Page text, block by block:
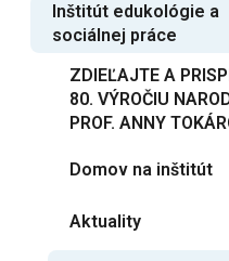
Inštitút edukológie a
sociálnej práce
ZDIEĽAJTE A
80. VÝROČIU
PROF. ANNY
Domov na inštitút
Aktuality